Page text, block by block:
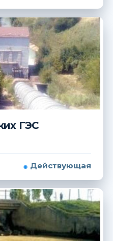
ГЭС
Действующая